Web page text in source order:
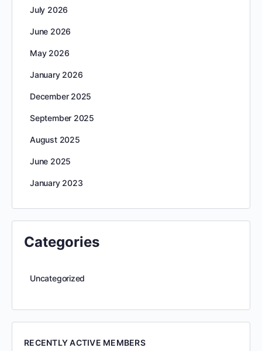
July 2026
June 2026
May 2026
January 2026
December 2025
September 2025
August 2025
June 2025
January 2023
Categories
Uncategorized
RECENTLY ACTIVE MEMBERS